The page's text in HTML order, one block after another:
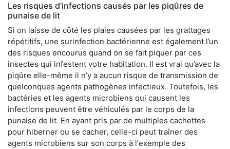
Les risques d’infections causés par les piqûres de
punaise de lit
Si on laisse de côté les plaies causées par les grattages
répétitifs, une surinfection bactérienne est également l’un
des risques encourus quand on se fait piquer par ces
insectes qui infestent votre habitation. Il est vrai qu’avec la
piqûre elle-même il n’y a aucun risque de transmission de
quelconques agents pathogènes infectieux. Toutefois, les
bactéries et les agents microbiens qui causent les
infections peuvent être véhiculés par le corps de la
punaise de lit. En ayant pris par de multiples cachettes
pour hiberner ou se cacher, celle-ci peut traîner des
agents microbiens sur son corps à l'exemple des